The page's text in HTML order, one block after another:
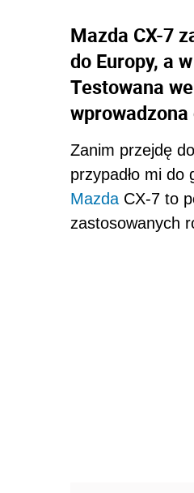
Mazda CX-7
do Europy, a
Testowana
Zanim przejdę
przypadło mi do
Mazda CX-7 to
zastosowanych